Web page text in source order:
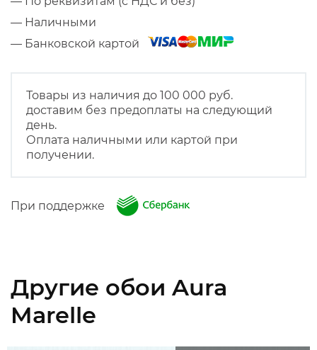
— Наличными
— Банковской картой
Товары из наличия до 100 000 руб.
доставим без предоплаты на следующий
день.
Оплата наличными или картой при
получении.
При поддержке
Другие обои Aura
Marelle